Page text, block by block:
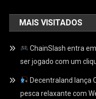
MAIS VISITADOS
ChainSlash entra
ser jogado com um
Decentraland lança
pesca relaxante com